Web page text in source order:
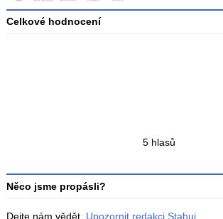
Celkové hodnocení
hodnocení
5 hlasů
Něco jsme propásli?
Dejte nám vědět. Upozornit redakci Stahuj